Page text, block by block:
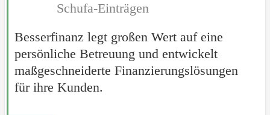
Schufa-Einträgen
Besserfinanz legt großen Wert auf eine
persönliche Betreuung und entwickelt
maßgeschneiderte Finanzierungslösungen
für ihre Kunden.